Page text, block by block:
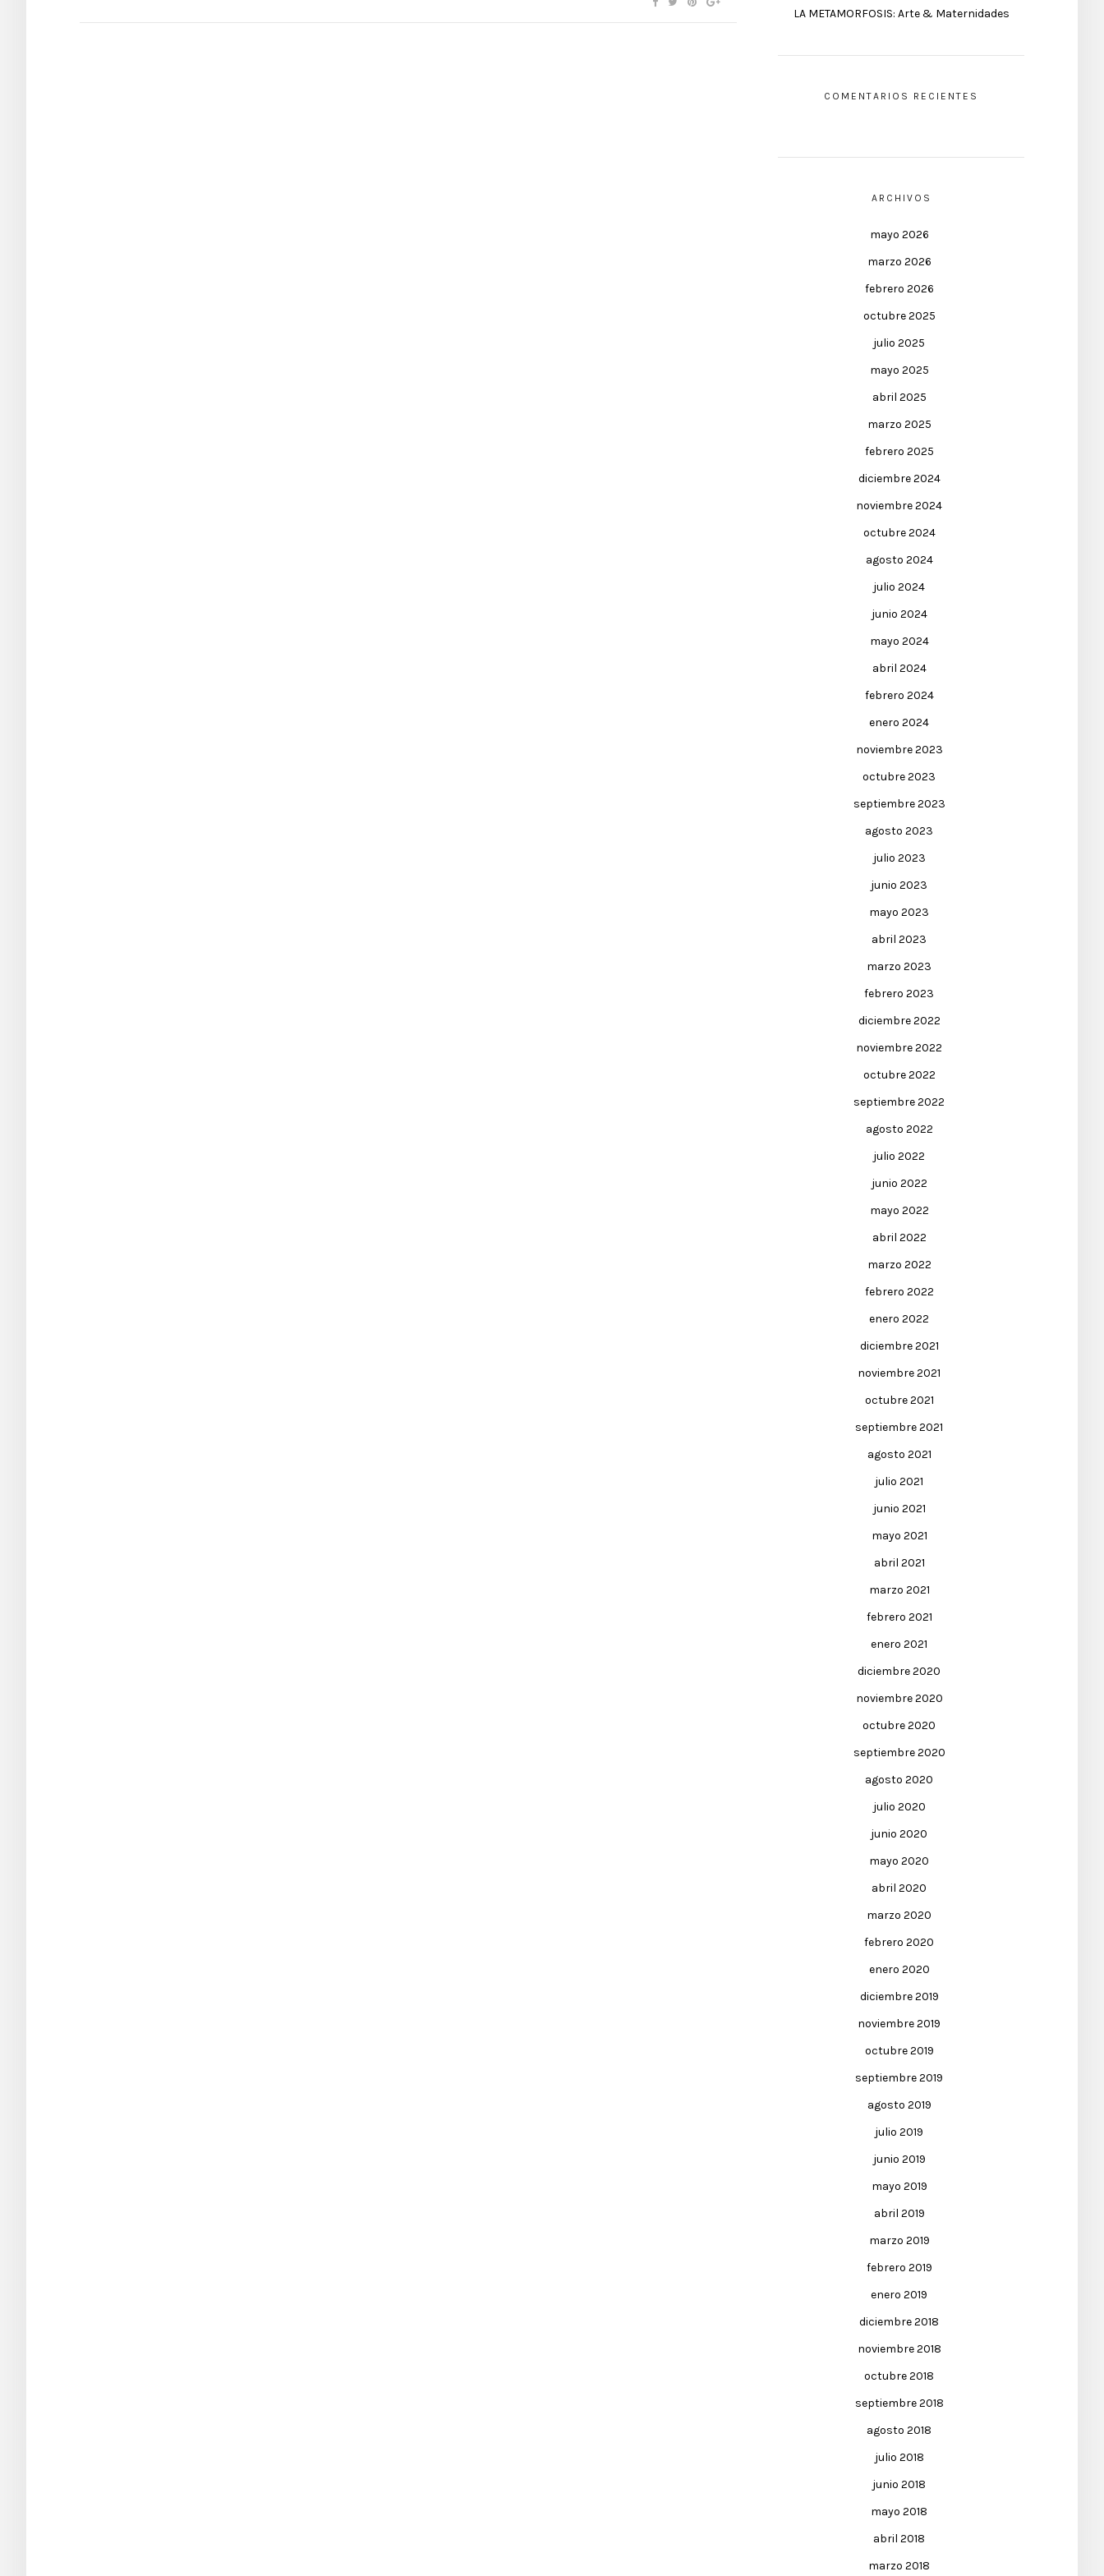
LA METAMORFOSIS: Arte & Maternidades
COMENTARIOS RECIENTES
ARCHIVOS
mayo 2026
marzo 2026
febrero 2026
octubre 2025
julio 2025
mayo 2025
abril 2025
marzo 2025
febrero 2025
diciembre 2024
noviembre 2024
octubre 2024
agosto 2024
julio 2024
junio 2024
mayo 2024
abril 2024
febrero 2024
enero 2024
noviembre 2023
octubre 2023
septiembre 2023
agosto 2023
julio 2023
junio 2023
mayo 2023
abril 2023
marzo 2023
febrero 2023
diciembre 2022
noviembre 2022
octubre 2022
septiembre 2022
agosto 2022
julio 2022
junio 2022
mayo 2022
abril 2022
marzo 2022
febrero 2022
enero 2022
diciembre 2021
noviembre 2021
octubre 2021
septiembre 2021
agosto 2021
julio 2021
junio 2021
mayo 2021
abril 2021
marzo 2021
febrero 2021
enero 2021
diciembre 2020
noviembre 2020
octubre 2020
septiembre 2020
agosto 2020
julio 2020
junio 2020
mayo 2020
abril 2020
marzo 2020
febrero 2020
enero 2020
diciembre 2019
noviembre 2019
octubre 2019
septiembre 2019
agosto 2019
julio 2019
junio 2019
mayo 2019
abril 2019
marzo 2019
febrero 2019
enero 2019
diciembre 2018
noviembre 2018
octubre 2018
septiembre 2018
agosto 2018
julio 2018
junio 2018
mayo 2018
abril 2018
marzo 2018